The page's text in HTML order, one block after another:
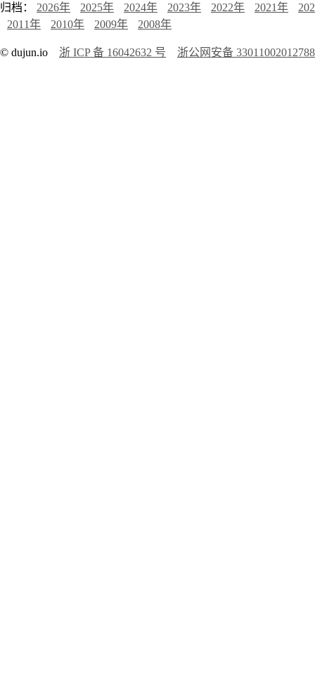
归档： 2026年 2025年 2024年 2023年 2022年 2021年
2011年
2010年 2009年 2008年
© dujun.io 浙 ICP 备 16042632 号 浙公网安备